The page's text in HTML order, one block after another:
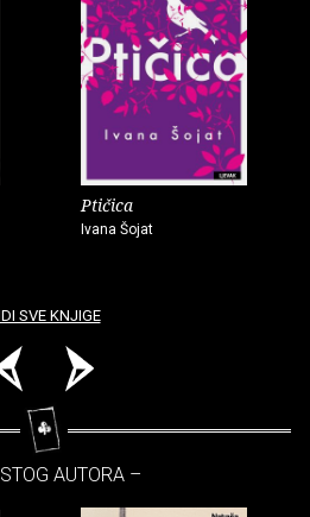
Ptičica
Ivana Šojat
SVE KNJIGE
AUTORA –